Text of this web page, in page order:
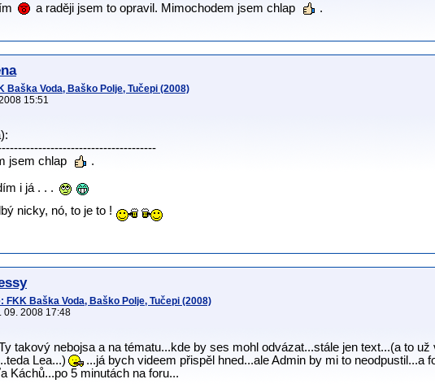
a raději jsem to opravil. Mimochodem jsem chlap .
Baška Voda, Baško Polje, Tučepi (2008)
15:51
jsem chlap
.
i já . . .
nicky, nó, to je to !
FKK Baška Voda, Baško Polje, Tučepi (2008)
09. 2008 17:48
takový nebojsa a na tématu...kde by ses mohl odvázat...stále jen text...(a to
Lea...)
...já bych videem přispěl hned...ale Admin by mi to neodpustil...a
Káchů...po 5 minutách na foru...